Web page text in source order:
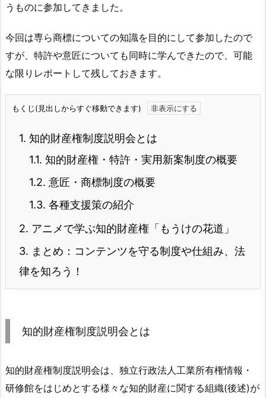
うものに参加してきました。
今回は専ら商標についての知識を目的にして参加したので
すが、特許や意匠についても同時に学んできたので、可能
な限りレポートして残しておきます。
もくじ(見出しからすぐ移動できます)
1. 知的財産権制度説明会とは
1.1. 知的財産権・特許・実用新案制度の概要
1.2. 意匠・商標制度の概要
1.3. 各種支援策の紹介
2. アニメで学ぶ知的財産権「もうけの花道」
3. まとめ：コンテンツを守る制度や仕組み、法
律を知ろう！
知的財産権制度説明会とは
知的財産権制度説明会は、独立行政法人工業所有権情報・
研修館をはじめとする様々な知的財産に関する組織(後述)が